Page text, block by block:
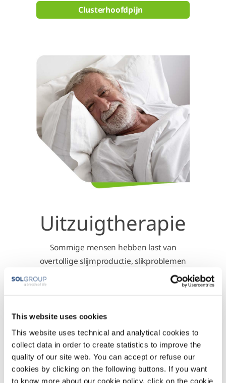
This website uses cookies
This website uses technical and analytical cookies to
collect data in order to create statistics to improve the
quality of our site web. You can accept or refuse our
cookies by clicking on the following buttons. If you want
to know more about our cookie policy, click on the cookie
Clusterhoofdpijn
Uitzuigtherapie
Sommige mensen hebben last van
overtollige slijmproductie, slikproblemen
of kunnen slijm niet zelf doorslikken.